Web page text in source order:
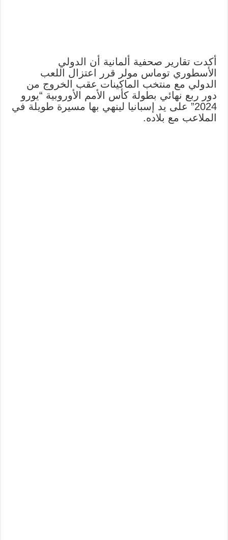
أكدت تقارير صحفية ألمانية أن الدولي
الأسطوري توماس مولر قرر اعتزال اللعب
الدولي مع منتخب الماكينات عقب الخروج من
دور ربع نهائي بطولة كأس الأمم الأوروبية “يورو
2024” على يد إسبانيا لينهي بها مسيرة طويلة في
الملاعب مع بلاده.